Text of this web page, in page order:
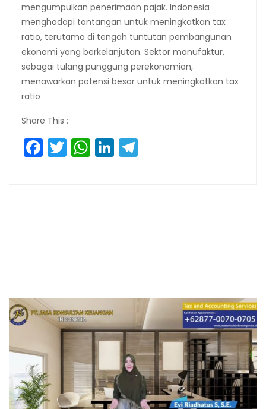
mengumpulkan penerimaan pajak. Indonesia
menghadapi tantangan untuk meningkatkan tax
ratio, terutama di tengah tuntutan pembangunan
ekonomi yang berkelanjutan. Sektor manufaktur,
sebagai tulang punggung perekonomian,
menawarkan potensi besar untuk meningkatkan tax
ratio
Share This :
Facebook
Twitter
WhatsApp
LinkedIn